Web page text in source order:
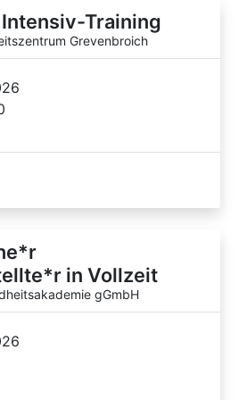
Intensiv-Training
Grevenbroich
in Vollzeit
gGmbH